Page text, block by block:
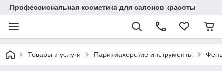
Профессиональная косметика для салонов красоты
Товары и услуги Парикмахерские инструменты